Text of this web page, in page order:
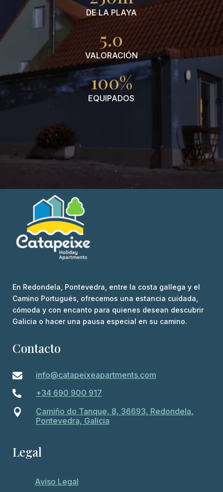
DE LA PLAYA
5.0
VALORACIÓN
100%
EQUIPADOS
En Redondela, Pontevedra, entre la costa gallega y el
Camino Portugués, ofrecemos una estancia cuidada,
cómoda y con encanto para quienes desean descubrir
Galicia o hacer una pausa especial en su camino.
Contacto
 info@catapeixeapartments.com

+34 690 900 917

Camiño do Tanque, 8, 36693, Redondela,
Pontevedra, Galicia
Legal
Aviso Legal